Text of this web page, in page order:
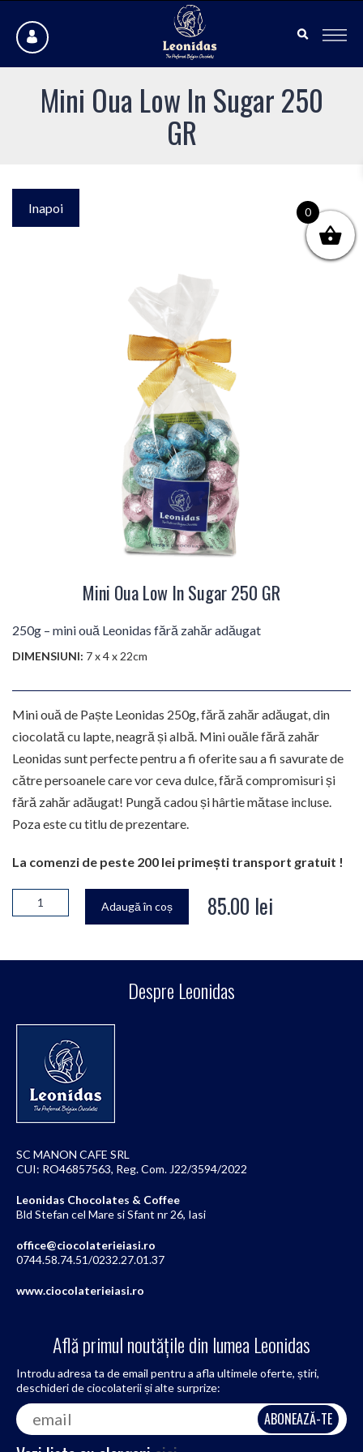
Mini Oua Low In Sugar 250
GR
Inapoi
Mini Oua Low In Sugar 250 GR
250g – mini ouă Leonidas fără zahăr adăugat
DIMENSIUNI: 7 x 4 x 22cm
Mini ouă de Paște Leonidas 250g, fără zahăr adăugat, din
ciocolată cu lapte, neagră și albă. Mini ouăle fără zahăr
Leonidas sunt perfecte pentru a fi oferite sau a fi savurate de
către persoanele care vor ceva dulce, fără compromisuri și
fără zahăr adăugat! Pungă cadou și hârtie mătase incluse.
Poza este cu titlu de prezentare.
La comenzi de peste 200 lei primești transport gratuit !
Adaugă în coș 85.00 lei
Despre Leonidas
SC MANON CAFE SRL
CUI: RO46857563, Reg. Com. J22/3594/2022
Leonidas Chocolates & Coffee
Bld Stefan cel Mare si Sfant nr 26, Iasi
office@ciocolaterieiasi.ro
0744.58.74.51/0232.27.01.37
www.ciocolaterieiasi.ro
Află primul noutățile din lumea Leonidas
Introdu adresa ta de email pentru a afla ultimele oferte, știri,
deschideri de ciocolaterii și alte surprize:
0